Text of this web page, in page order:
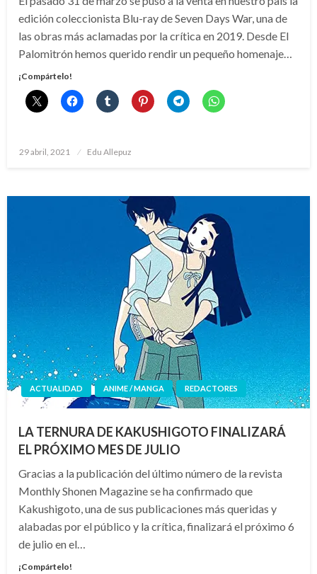
edición coleccionista Blu-ray de Seven Days War, una de
las obras más aclamadas por la crítica en 2019. Desde El
Palomitrón hemos querido rendir un pequeño homenaje…
¡Compártelo!
Publicado
29 abril, 2021 Edu Allepuz
ACTUALIDAD ANIME / MANGA REDACTORES
LA TERNURA DE KAKUSHIGOTO FINALIZARÁ
EL PRÓXIMO MES DE JULIO
Gracias a la publicación del último número de la revista
Monthly Shonen Magazine se ha confirmado que
Kakushigoto, una de sus publicaciones más queridas y
alabadas por el público y la crítica, finalizará el próximo 6
de julio en el…
¡Compártelo!